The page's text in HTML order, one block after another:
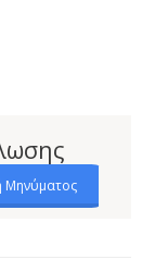
Μηνύματος